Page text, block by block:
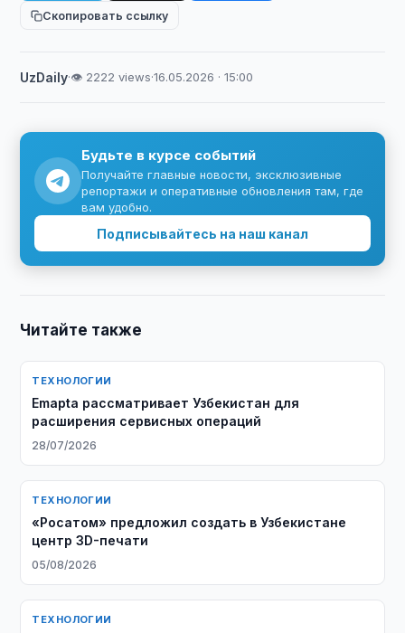
Скопировать ссылку
UzDaily·👁 2222 views·16.05.2026 · 15:00
Будьте в курсе событий
Получайте главные новости, эксклюзивные
репортажи и оперативные обновления там, где
вам удобно.
Подписывайтесь на наш канал
Читайте также
ТЕХНОЛОГИИ
Emapta рассматривает Узбекистан для
расширения сервисных операций
28/07/2026
ТЕХНОЛОГИИ
«Росатом» предложил создать в Узбекистане
центр 3D-печати
05/08/2026
ТЕХНОЛОГИИ